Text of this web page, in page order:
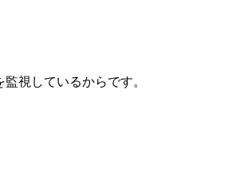
視しているからです。